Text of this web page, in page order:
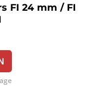
FI 24 mm / FI